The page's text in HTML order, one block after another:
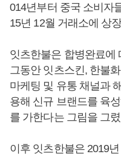
014년부터 중국 소비자
15년 12월 거래소에 상
잇츠한불은 합병완료에
그동안 잇츠스킨, 한불
마케팅 및 유통 채널과
용해 신규 브랜드를 육
를 가한다는 그림을 그
이후 잇츠한불은 2019